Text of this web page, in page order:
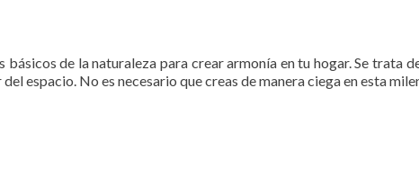
básicos de la naturaleza para crear armonía en tu hogar. Se trata
espacio. No es necesario que creas de manera ciega en esta